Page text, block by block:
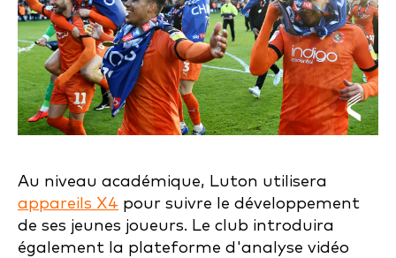
Au niveau académique, Luton utilisera
appareils X4 pour suivre le développement
de ses jeunes joueurs. Le club introduira
également la plateforme d'analyse vidéo